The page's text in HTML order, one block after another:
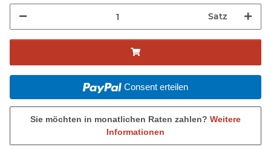
Satz
Consent erteilen
Sie möchten in monatlichen Raten zahlen? Weitere
Informationen